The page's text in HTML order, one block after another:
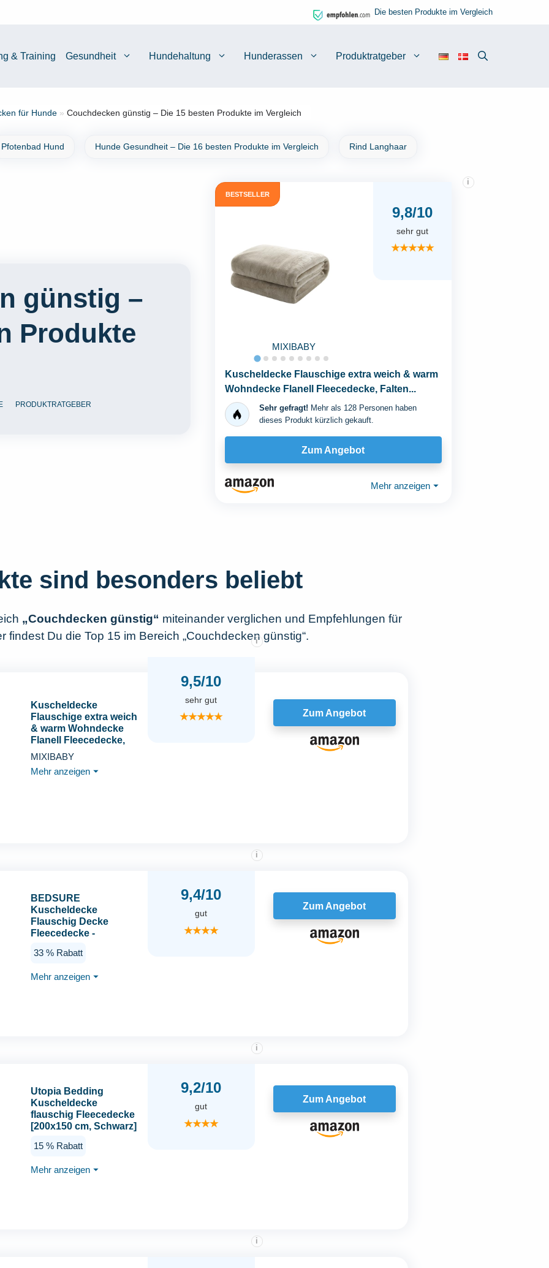
Die besten Produkte im Vergleich
& Training Gesundheit Hundehaltung Hunderassen Produktratgeber
für Hunde » Couchdecken günstig – Die 15 besten Produkte im Vergleich
Pfotenbad Hund Hunde Gesundheit – Die 16 besten Produkte im Vergleich Rind Langhaar
günstig –
Produkte
PRODUKTRATGEBER
BESTSELLER
MIXIBABY
9,8/10
i
sehr gut
★★★★★
Kuscheldecke Flauschige extra weich & warm
Wohndecke Flanell Fleecedecke, Falten...
Sehr gefragt! Mehr als 128 Personen haben
dieses Produkt kürzlich gekauft.
Zum Angebot
Mehr anzeigen ⏷
sind besonders beliebt
„Couchdecken günstig“ miteinander verglichen und Empfehlungen für
findest Du die Top 15 im Bereich „Couchdecken günstig“.
Kuscheldecke
Flauschige extra weich
& warm Wohndecke
Flanell Fleecedecke,
Falten beständig/Anti-
verfärben als
Sofadecke oder
MIXIBABY
Mehr anzeigen ⏷
9,5/10
i
sehr gut
★★★★★ Zum Angebot
BEDSURE
Kuscheldecke
Flauschig Decke
Fleecedecke -
Winter Weich,
Geschenke für Frauen,
33 % Rabatt
Mehr anzeigen ⏷
9,4/10
i
gut
★★★★
Zum Angebot
Utopia Bedding
Kuscheldecke
flauschig Fleecedecke
[200x150 cm, Schwarz]
Decke, Weich und
für Bett Sofa und
15 % Rabatt
Mehr anzeigen ⏷
9,2/10
i
gut
★★★★
Zum Angebot
i